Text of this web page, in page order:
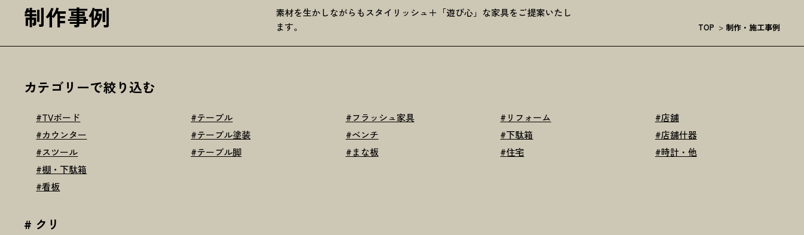
制作事例
素材を生かしながらもスタイリッシュ＋「遊び心」な家具をご提案いたし
ます。
TOP > 制作・施工事例
カテゴリーで絞り込む
#TVボード
#カウンター
#スツール
#テーブル
#テーブル塗装
#テーブル脚
#フラッシュ家具
#ベンチ
#まな板
# リフォーム
#下駄箱
#住宅
#店舗
#店舗什器
#時計・他
#棚・下駄箱
#看板
# クリ